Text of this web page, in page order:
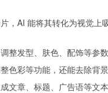
，AI 能将其转化为视觉
整发型、肤色、配饰等参
色彩等功能，还能去除背
文章、标题、广告语等文